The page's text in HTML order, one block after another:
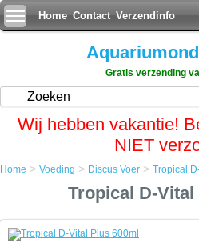
Home Contact Verzendinfo
Gratis verzending
Wij hebben vakantie!
NIET
Tropical D-Vital Plus 600ml
Home > Voeding > Discus Voer > Tropical
Tropical D-Vital